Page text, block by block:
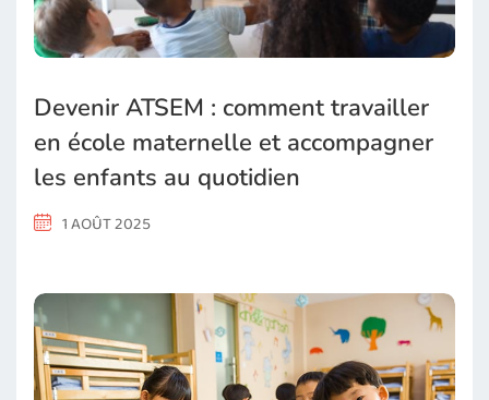
Devenir ATSEM : comment travailler
en école maternelle et accompagner
les enfants au quotidien
1 AOÛT 2025